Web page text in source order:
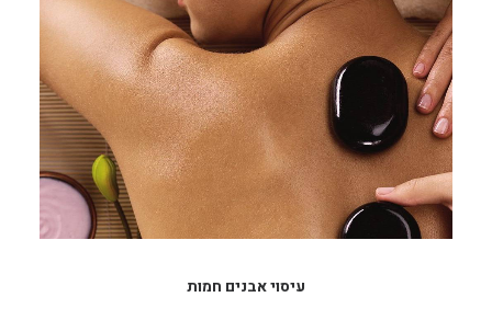
עיסוי אבנים חמות